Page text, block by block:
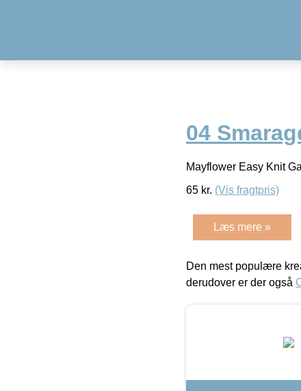
04
Mayflower Easy Knit
65 kr. (Vis fragtpris)
Læs mere »
Den mest populære
derudover er der også